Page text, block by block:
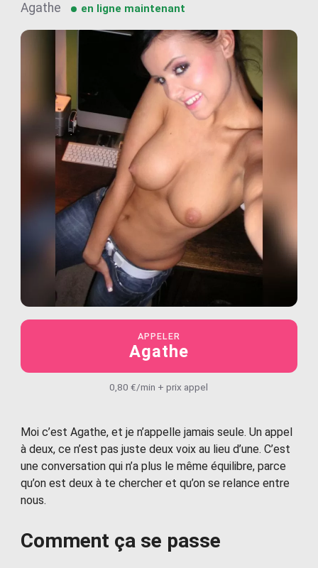
Agathe en ligne maintenant
APPELER
Agathe
0,80 €/min + prix appel
Moi c’est Agathe, et je n’appelle jamais seule. Un appel
à deux, ce n’est pas juste deux voix au lieu d’une. C’est
une conversation qui n’a plus le même équilibre, parce
qu’on est deux à te chercher et qu’on se relance entre
nous.
Comment ça se passe